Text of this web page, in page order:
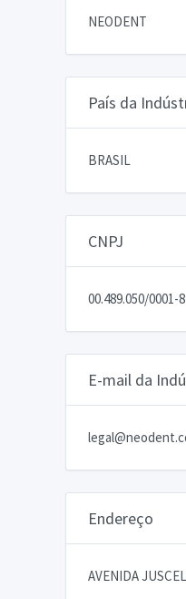
NEODENT
País da
BRASIL
CNPJ
00.489.050/0001-
E-mail da
Endereço
AVENIDA